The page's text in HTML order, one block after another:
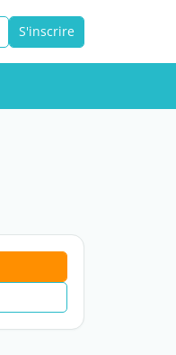
S'inscrire